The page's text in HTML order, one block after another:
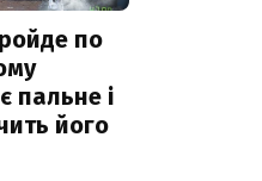
по
пальне і
його